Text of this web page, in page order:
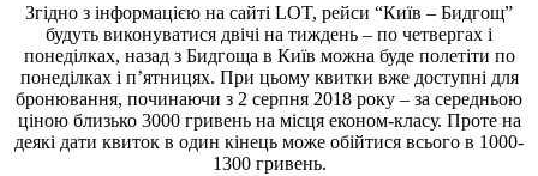
Згідно з інформацією на сайті LOT, рейси “Київ – Бидгощ”
будуть виконуватися двічі на тиждень – по четвергах і
понеділках, назад з Бидгоща в Київ можна буде полетіти по
понеділках і п’ятницях. При цьому квитки вже доступні для
бронювання, починаючи з 2 серпня 2018 року – за середньою
ціною близько 3000 гривень на місця економ-класу. Проте на
деякі дати квиток в один кінець може обійтися всього в 1000-
1300 гривень.